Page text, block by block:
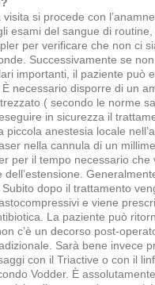
si procede con
esami del sangue di routine,
per verificare che non ci
Successivamente se
importanti, il paziente può
necessario disporre di un
( secondo le norme
in sicurezza il
piccola anestesia locale
nella cannula di un
per il tempo necessario che
dell’estensione.
dopo il trattamento
e viene
La paziente può
c’è un decorso post-
Sarà bene invece
con il Triactive o con il
Vodder. È